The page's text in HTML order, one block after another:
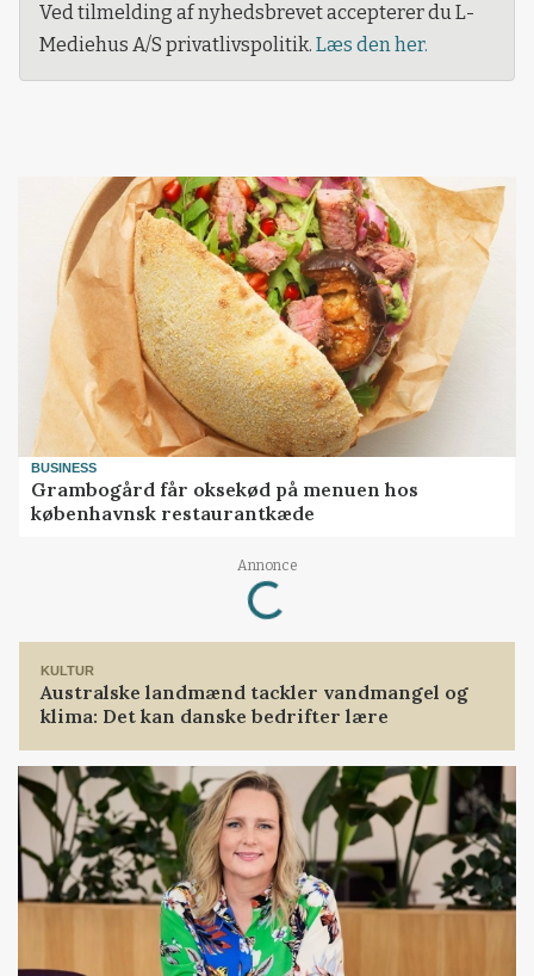
Ved tilmelding af nyhedsbrevet accepterer du L-
Mediehus A/S privatlivspolitik. Læs den her.
BUSINESS
Grambogård får oksekød på menuen hos
københavnsk restaurantkæde
Annonce
Loading...
KULTUR
Australske landmænd tackler vandmangel og
klima: Det kan danske bedrifter lære